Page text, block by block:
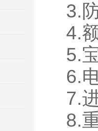
3.
4.
5.
6.
7.
8.